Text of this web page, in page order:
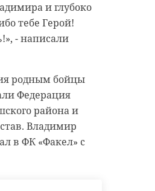
и глубоко
тебе Герой!
- написали
родным бойцы
Федерация
района и
Владимир
в ФК «Факел» с